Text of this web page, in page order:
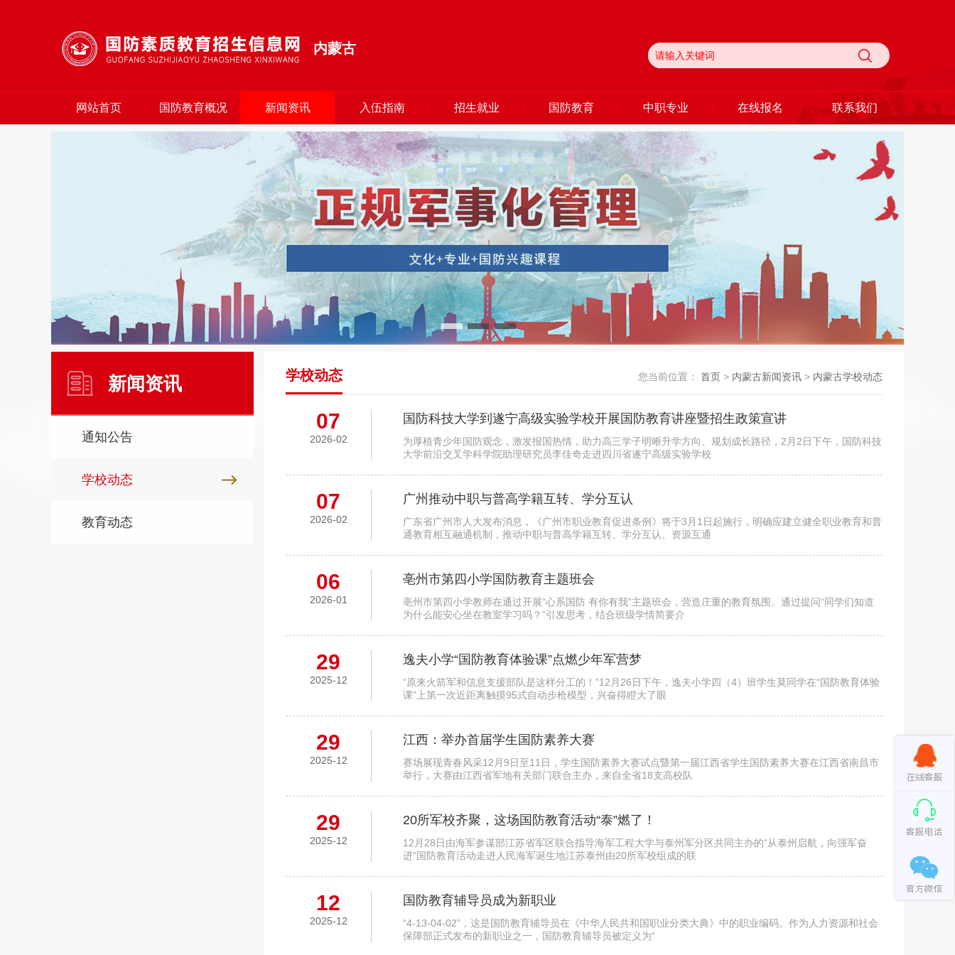
内蒙古
网站首页 国防教育概况 新闻资讯 入伍指南 招生就业 国防教育 中职专业 在线报名 联系我们
新闻资讯
通知公告
学校动态
教育动态
学校动态 您当前位置： 首页 > 内蒙古新闻资讯 > 内蒙古学校动态
07
2026-02
国防科技大学到遂宁高级实验学校开展国防教育讲座暨招生政策宣讲
为厚植青少年国防观念，激发报国热情，助力高三学子明晰升学方向、规划成长路径，2月2日下午，国防科技
大学前沿交叉学科学院助理研究员李佳奇走进四川省遂宁高级实验学校
07
2026-02
广州推动中职与普高学籍互转、学分互认
广东省广州市人大发布消息，《广州市职业教育促进条例》将于3月1日起施行，明确应建立健全职业教育和普
通教育相互融通机制，推动中职与普高学籍互转、学分互认、资源互通
06
2026-01
亳州市第四小学国防教育主题班会
亳州市第四小学教师在通过开展“心系国防 有你有我”主题班会，营造庄重的教育氛围。通过提问“同学们知道
为什么能安心坐在教室学习吗？”引发思考，结合班级学情简要介
29
2025-12
逸夫小学“国防教育体验课”点燃少年军营梦
“原来火箭军和信息支援部队是这样分工的！”12月26日下午，逸夫小学四（4）班学生莫同学在“国防教育体验
课”上第一次近距离触摸95式自动步枪模型，兴奋得瞪大了眼
29
2025-12
江西：举办首届学生国防素养大赛
赛场展现青春风采12月9日至11日，学生国防素养大赛试点暨第一届江西省学生国防素养大赛在江西省南昌市
举行，大赛由江西省军地有关部门联合主办，来自全省18支高校队
29
2025-12
20所军校齐聚，这场国防教育活动“泰”燃了！
12月28日由海军参谋部江苏省军区联合指导海军工程大学与泰州军分区共同主办的“从泰州启航，向强军奋
进”国防教育活动走进人民海军诞生地江苏泰州由20所军校组成的联
12
2025-12
国防教育辅导员成为新职业
“4-13-04-02”，这是国防教育辅导员在《中华人民共和国职业分类大典》中的职业编码。作为人力资源和社会
保障部正式发布的新职业之一，国防教育辅导员被定义为“